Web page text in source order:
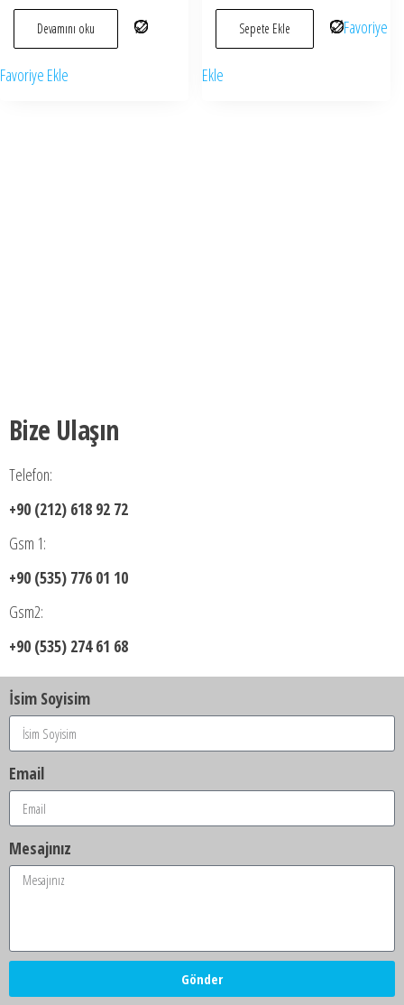
Devamını oku
Favoriye Ekle
Sepete Ekle Favoriye
Ekle
Bize Ulaşın
Telefon:
+90 (212) 618 92 72
Gsm 1:
+90 (535) 776 01 10
Gsm2:
+90 (535) 274 61 68
İsim Soyisim
Email
Mesajınız
Gönder